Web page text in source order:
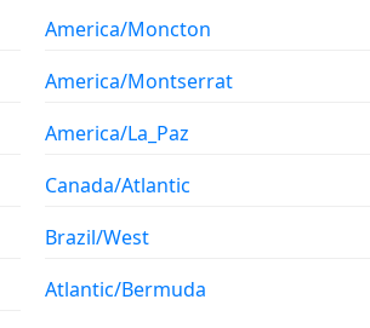
America/Moncton
America/Montserrat
America/La_Paz
Canada/Atlantic
Brazil/West
Atlantic/Bermuda